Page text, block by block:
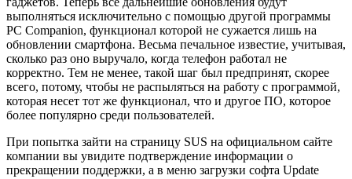
выполняться исключительно с помощью другой программы
PC Companion, функционал которой не сужается лишь на
обновлении смартфона. Весьма печальное известие, учитывая,
сколько раз оно выручало, когда телефон работал не
корректно. Тем не менее, такой шаг был предпринят, скорее
всего, потому, чтобы не распыляться на работу с программой,
которая несет тот же функционал, что и другое ПО, которое
более популярно среди пользователей.
При попытка зайти на страницу SUS на официальном сайте
компании вы увидите подтверждение информации о
прекращении поддержки, а в меню загрузки софта Update